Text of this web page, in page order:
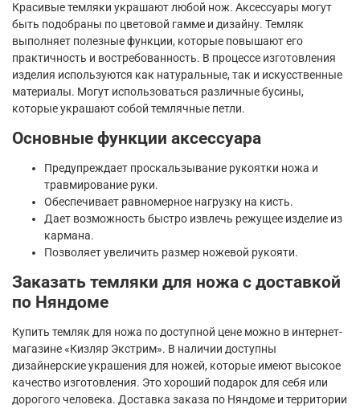
Красивые темляки украшают любой нож. Аксессуары могут
быть подобраны по цветовой гамме и дизайну. Темляк
выполняет полезные функции, которые повышают его
практичность и востребованность. В процессе изготовления
изделия используются как натуральные, так и искусственные
материалы. Могут использоваться различные бусины,
которые украшают собой темлячные петли.
Основные функции аксессуара
Предупреждает проскальзывание рукоятки ножа и
травмирование руки.
Обеспечивает равномерное нагрузку на кисть.
Дает возможность быстро извлечь режущее изделие из
кармана.
Позволяет увеличить размер ножевой рукояти.
Заказать темляки для ножа с доставкой
по Няндоме
Купить темляк для ножа по доступной цене можно в интернет-
магазине «Кизляр Экстрим». В наличии доступны
дизайнерские украшения для ножей, которые имеют высокое
качество изготовления. Это хороший подарок для себя или
дорогого человека. Доставка заказа по Няндоме и территории